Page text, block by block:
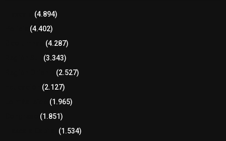
(4.894)
(4.402)
(4.287)
(3.343)
(2.527)
(2.127)
(1.965)
(1.851)
(1.534)